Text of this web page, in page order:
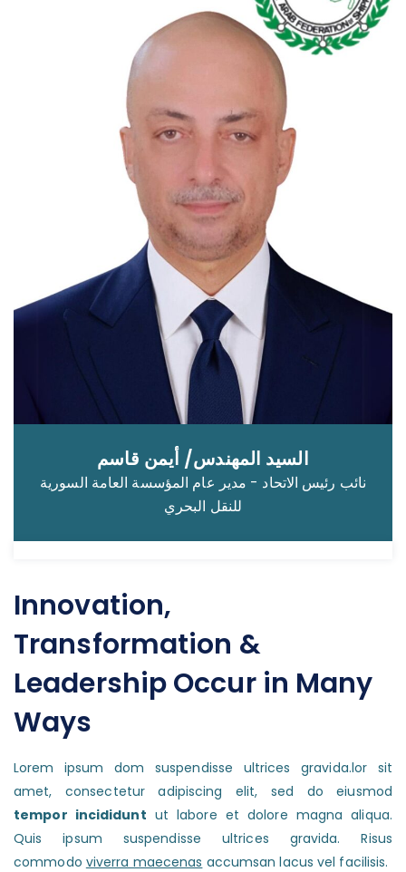
السيد المهندس/ أيمن قاسم
نائب رئيس الاتحاد - مدير عام المؤسسة العامة السورية
للنقل البحري
Innovation,
Transformation &
Leadership Occur in Many
Ways
Lorem ipsum dom suspendisse ultrices gravida.lor sit
amet, consectetur adipiscing elit, sed do eiusmod
tempor incididunt ut labore et dolore magna aliqua.
Quis ipsum suspendisse ultrices gravida. Risus
commodo viverra maecenas accumsan lacus vel facilisis.